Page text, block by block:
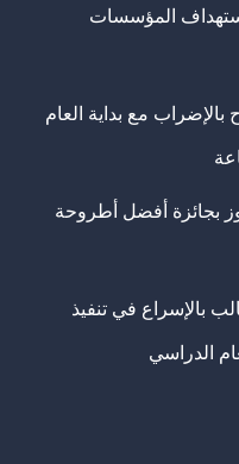
المؤسسات
بالإضراب مع بداية العام
بجائزة أفضل أطروحة
بالإسراع في تنفيذ
الدراسي